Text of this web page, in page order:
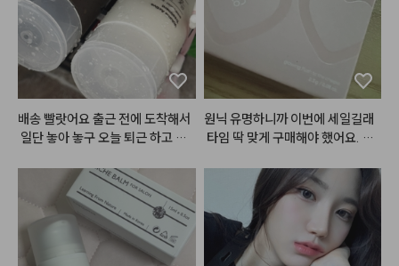
저는 1호 봄바다를 사용했어요!
21호보단 살짝 어두운 옐로우 베이
스 컬러인데,
막상 바르면 목부분과 경계지지도
않고
피부랑 자연스럽게 어우러졌어요
◡̈
#여름쿨톤 #여쿨섀도우
#촉촉한쿠션 #쿠션추천
배송 빨랏어요 출근 전에 도착해서
일단 놓아 놓구 오늘 퇴근 하고 써
원닉 유명하니까 이번에 세일길래
타임 딱 맞게 구매해야 했어요. 아